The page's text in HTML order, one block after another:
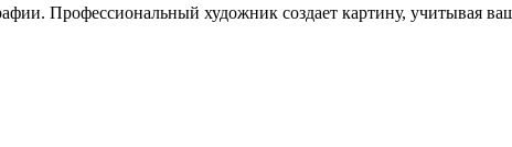
Профессиональный художник создает картину, учитывая